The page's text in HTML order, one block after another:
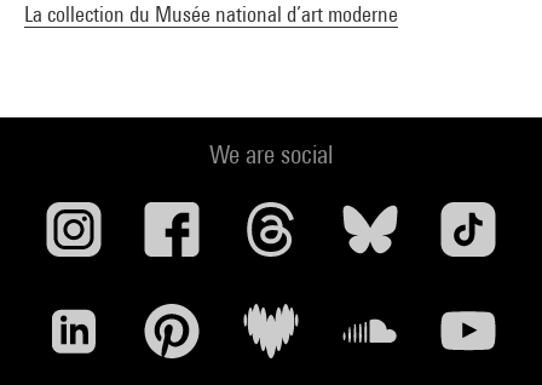
La collection du Musée national d’art moderne
We are social